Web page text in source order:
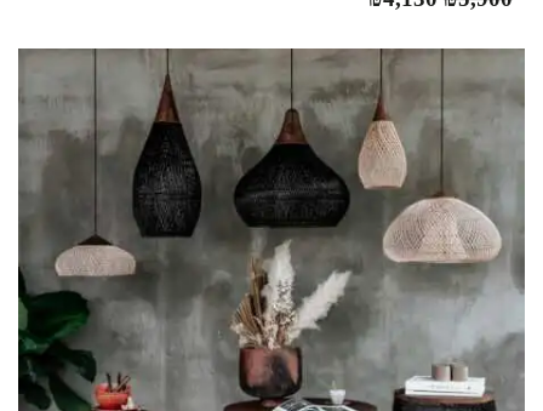
היה:
₪5,900.
הוא:
₪4,130.